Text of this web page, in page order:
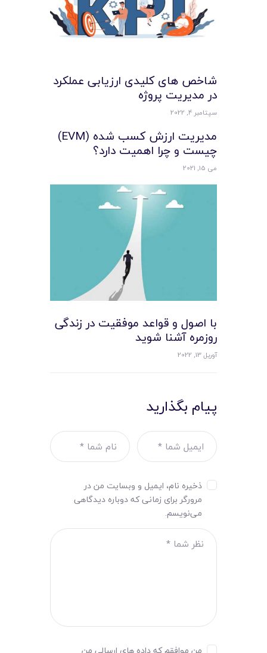
شاخص های کلیدی ارزیابی عملکرد
در مدیریت پروژه
سپتامبر 4, 2022
مديريت ارزش کسب شده (EVM)
چيست و چرا اهميت دارد؟
می 15, 2021
با اصول و قواعد موفقیت در زندگی
روزمره آشنا شوید
آوریل 13, 2022
پیام بگذارید
ذخیره نام، ایمیل و وبسایت من در
مرورگر برای زمانی که دوباره دیدگاهی
می‌نویسم.